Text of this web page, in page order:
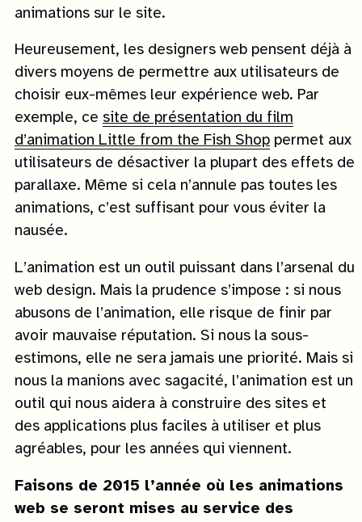
animations sur le site.
Heureusement, les designers web pensent déjà à
divers moyens de permettre aux utilisateurs de
choisir eux-mêmes leur expérience web. Par
exemple, ce site de présentation du film
d’animation Little from the Fish Shoppermet aux
utilisateurs de désactiver la plupart des effets de
parallaxe. Même si cela n’annule pas toutes les
animations, c’est suffisant pour vous éviter la
nausée.
L’animation est un outil puissant dans l’arsenal du
web design. Mais la prudence s’impose : si nous
abusons de l’animation, elle risque de finir par
avoir mauvaise réputation. Si nous la sous-
estimons, elle ne sera jamais une priorité. Mais si
nous la manions avec sagacité, l’animation est un
outil qui nous aidera à construire des sites et
des applications plus faciles à utiliser et plus
agréables, pour les années qui viennent.
Faisons de 2015 l’année où les animations
web se seront mises au service des